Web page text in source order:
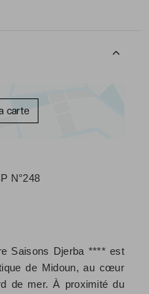
carte
N°248
Saisons Djerba **** est
de Midoun, au cœur
de mer. À proximité du